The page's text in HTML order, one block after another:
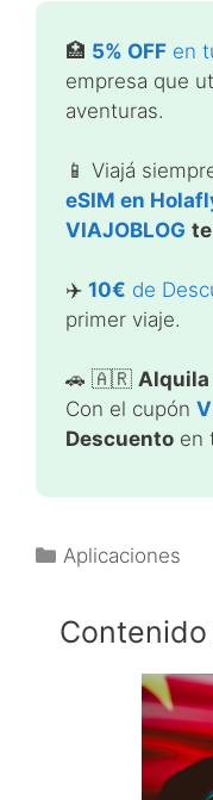
🏥 5% OFF en
empresa que
aventuras.
📱 Viajá
eSIM en
VIAJOBLOG
✈️ 10€ de
primer viaje.
🚗 🇦🇷
Con el cupón
Descuento en
Categorías
Aplicaciones